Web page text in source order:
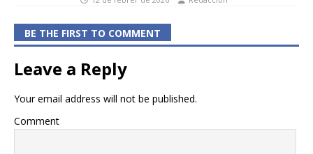
BE THE FIRST TO COMMENT
Leave a Reply
Your email address will not be published.
Comment